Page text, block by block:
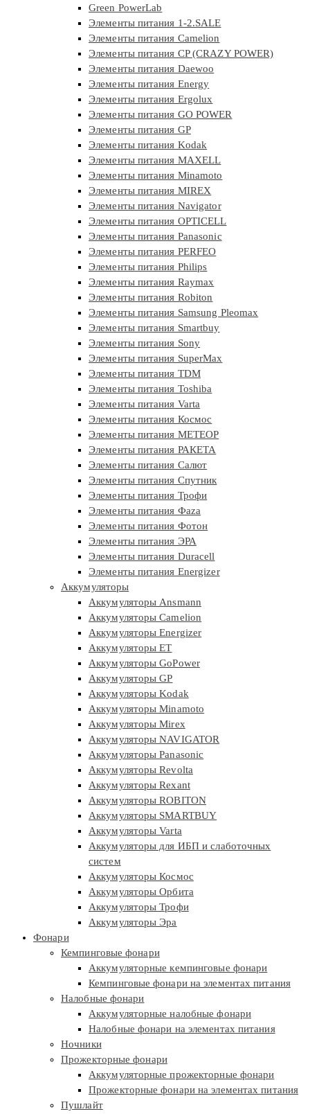
Green PowerLab
Элементы питания 1-2.SALE
Элементы питания Camelion
Элементы питания CP (CRAZY POWER)
Элементы питания Daewoo
Элементы питания Energy
Элементы питания Ergolux
Элементы питания GO POWER
Элементы питания GP
Элементы питания Kodak
Элементы питания MAXELL
Элементы питания Minamoto
Элементы питания MIREX
Элементы питания Navigator
Элементы питания OPTICELL
Элементы питания Panasonic
Элементы питания PERFEO
Элементы питания Philips
Элементы питания Raymax
Элементы питания Robiton
Элементы питания Samsung Pleomax
Элементы питания Smartbuy
Элементы питания Sony
Элементы питания SuperMax
Элементы питания TDM
Элементы питания Toshiba
Элементы питания Varta
Элементы питания Космос
Элементы питания МЕТЕОР
Элементы питания РАКЕТА
Элементы питания Салют
Элементы питания Спутник
Элементы питания Трофи
Элементы питания Фaza
Элементы питания Фотон
Элементы питания ЭРА
Элементы питания Duracell
Элементы питания Energizer
Аккумуляторы
Аккумуляторы Ansmann
Аккумуляторы Camelion
Аккумуляторы Energizer
Аккумуляторы ET
Аккумуляторы GoPower
Аккумуляторы GP
Аккумуляторы Kodak
Аккумуляторы Minamoto
Аккумуляторы Mirex
Аккумуляторы NAVIGATOR
Аккумуляторы Panasonic
Аккумуляторы Revolta
Аккумуляторы Rexant
Аккумуляторы ROBITON
Аккумуляторы SMARTBUY
Аккумуляторы Varta
Аккумуляторы для ИБП и слаботочных
систем
Аккумуляторы Космос
Аккумуляторы Орбита
Аккумуляторы Трофи
Аккумуляторы Эра
Фонари
Кемпинговые фонари
Аккумуляторные кемпинговые фонари
Кемпинговые фонари на элементах питания
Налобные фонари
Аккумуляторные налобные фонари
Налобные фонари на элементах питания
Ночники
Прожекторные фонари
Аккумуляторные прожекторные фонари
Прожекторные фонари на элементах питания
Пушлайт